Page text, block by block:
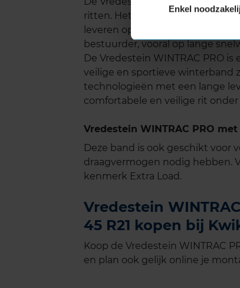
Enkel
ritten. Het profielontwerp is
leveren op grip of veiligheid. Dit
bestuurder, vooral op lange
De Vredestein WINTRAC PRO
veilige en sportieve winterband
technologieën met een lange
comfortabele en veilige rit
Vredestein WINTRAC PRO
Deze band is ook geschikt
draagvermogen nodig hebben.
kenmerk Extra Load.
Vredestein
45 R21 kopen bij
Koop de Vredestein WINTRAC
en plan ook gelijk online je